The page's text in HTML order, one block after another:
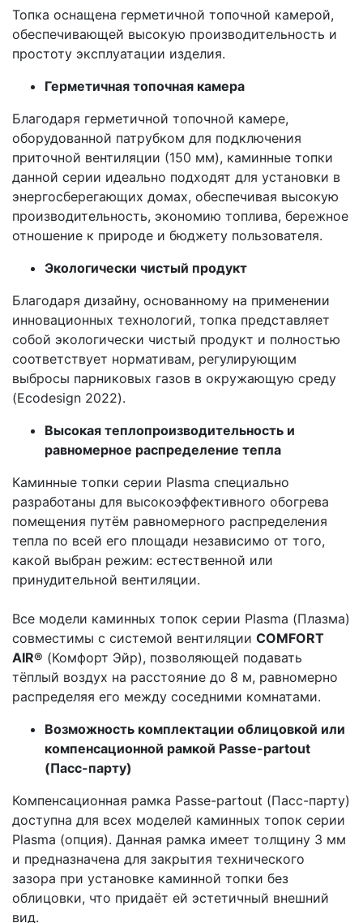
Топка оснащена герметичной топочной камерой,
обеспечивающей высокую производительность и
простоту эксплуатации изделия.
Герметичная топочная камера
Благодаря герметичной топочной камере,
оборудованной патрубком для подключения
приточной вентиляции (150 мм), каминные топки
данной серии идеально подходят для установки в
энергосберегающих домах, обеспечивая высокую
производительность, экономию топлива, бережное
отношение к природе и бюджету пользователя.
Экологически чистый продукт
Благодаря дизайну, основанному на применении
инновационных технологий, топка представляет
собой экологически чистый продукт и полностью
соответствует нормативам, регулирующим
выбросы парниковых газов в окружающую среду
(Ecodesign 2022).
Высокая теплопроизводительность и
равномерное распределение тепла
Каминные топки серии Plasma специально
разработаны для высокоэффективного обогрева
помещения путём равномерного распределения
тепла по всей его площади независимо от того,
какой выбран режим: естественной или
принудительной вентиляции.
Все модели каминных топок серии Plasma (Плазма)
совместимы с системой вентиляции COMFORT
AIR® (Комфорт Эйр), позволяющей подавать
тёплый воздух на расстояние до 8 м, равномерно
распределяя его между соседними комнатами.
Возможность комплектации облицовкой или
компенсационной рамкой Passe-partout
(Пасс-парту)
Компенсационная рамка Passe-partout (Пасс-парту)
доступна для всех моделей каминных топок серии
Plasma (опция). Данная рамка имеет толщину 3 мм
и предназначена для закрытия технического
зазора при установке каминной топки без
облицовки, что придаёт ей эстетичный внешний
вид.